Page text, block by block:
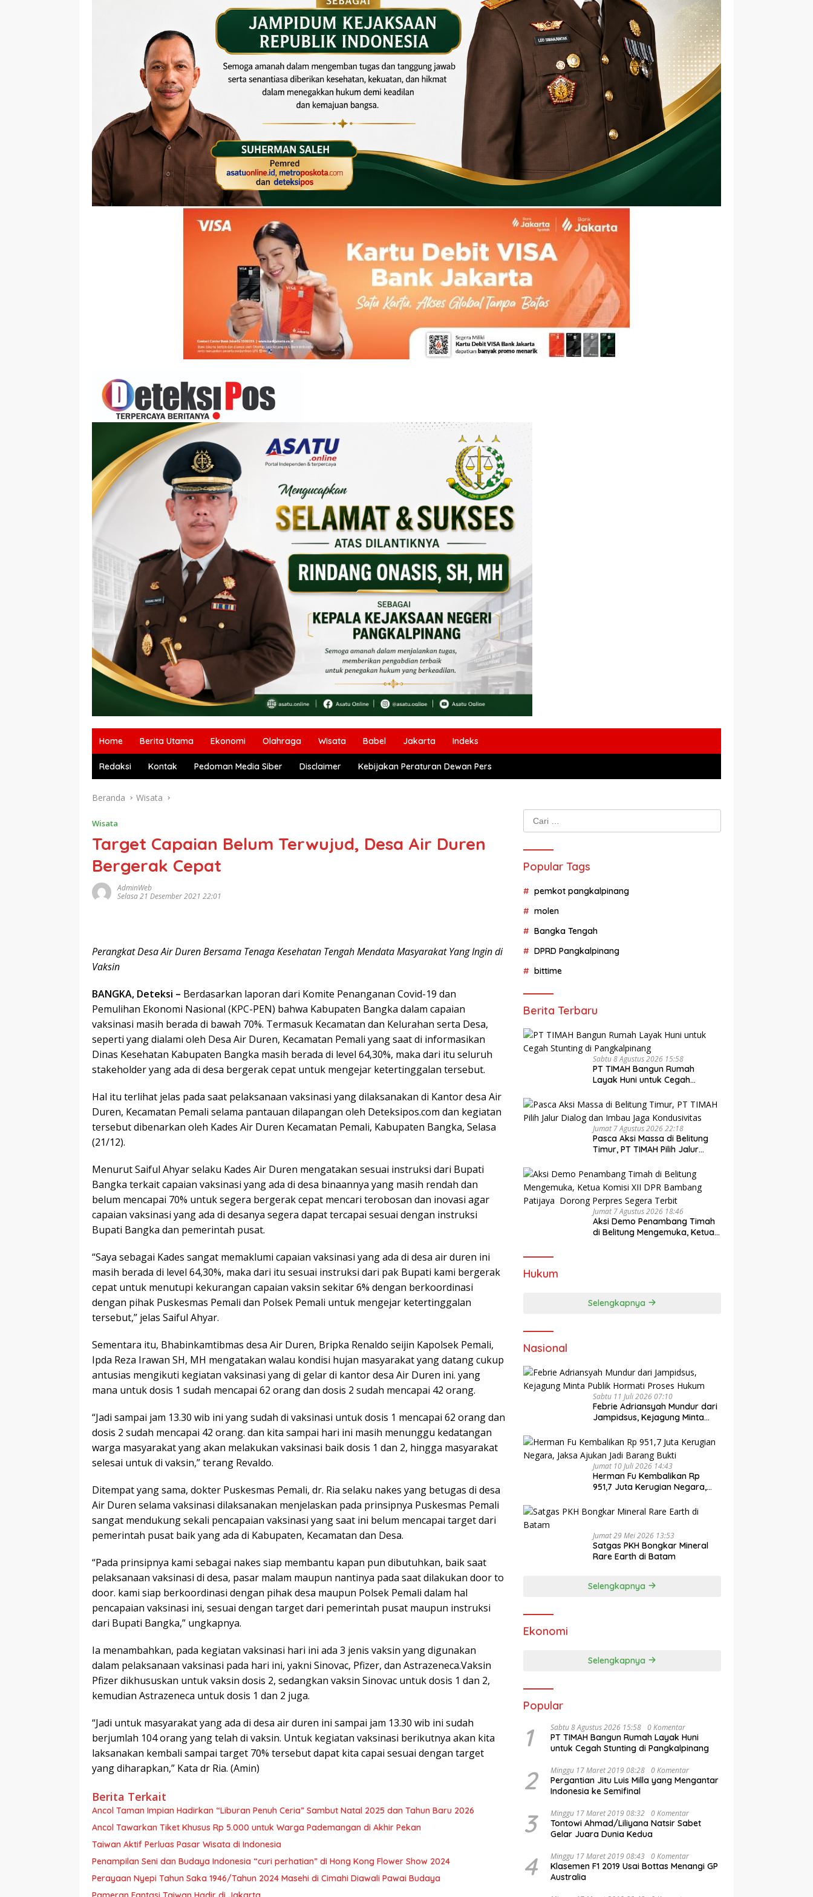
Home Berita Utama Ekonomi Olahraga Wisata Babel Jakarta Indeks
Redaksi Kontak Pedoman Media Siber Disclaimer Kebijakan Peraturan Dewan Pers
Beranda Wisata
Wisata
Target Capaian Belum Terwujud, Desa Air Duren
Bergerak Cepat
AdminWeb
Selasa 21 Desember 2021 22:01
Perangkat Desa Air Duren Bersama Tenaga Kesehatan Tengah Mendata Masyarakat Yang Ingin di
Vaksin
BANGKA, Deteksi – Berdasarkan laporan dari Komite Penanganan Covid-19 dan
Pemulihan Ekonomi Nasional (KPC-PEN) bahwa Kabupaten Bangka dalam capaian
vaksinasi masih berada di bawah 70%. Termasuk Kecamatan dan Kelurahan serta Desa,
seperti yang dialami oleh Desa Air Duren, Kecamatan Pemali yang saat di informasikan
Dinas Kesehatan Kabupaten Bangka masih berada di level 64,30%, maka dari itu seluruh
stakeholder yang ada di desa bergerak cepat untuk mengejar ketertinggalan tersebut.
Hal itu terlihat jelas pada saat pelaksanaan vaksinasi yang dilaksanakan di Kantor desa Air
Duren, Kecamatan Pemali selama pantauan dilapangan oleh Deteksipos.com dan kegiatan
tersebut dibenarkan oleh Kades Air Duren Kecamatan Pemali, Kabupaten Bangka, Selasa
(21/12).
Menurut Saiful Ahyar selaku Kades Air Duren mengatakan sesuai instruksi dari Bupati
Bangka terkait capaian vaksinasi yang ada di desa binaannya yang masih rendah dan
belum mencapai 70% untuk segera bergerak cepat mencari terobosan dan inovasi agar
capaian vaksinasi yang ada di desanya segera dapat tercapai sesuai dengan instruksi
Bupati Bangka dan pemerintah pusat.
“Saya sebagai Kades sangat memaklumi capaian vaksinasi yang ada di desa air duren ini
masih berada di level 64,30%, maka dari itu sesuai instruksi dari pak Bupati kami bergerak
cepat untuk menutupi kekurangan capaian vaksin sekitar 6% dengan berkoordinasi
dengan pihak Puskesmas Pemali dan Polsek Pemali untuk mengejar ketertinggalan
tersebut,” jelas Saiful Ahyar.
Sementara itu, Bhabinkamtibmas desa Air Duren, Bripka Renaldo seijin Kapolsek Pemali,
Ipda Reza Irawan SH, MH mengatakan walau kondisi hujan masyarakat yang datang cukup
antusias mengikuti kegiatan vaksinasi yang di gelar di kantor desa Air Duren ini. yang
mana untuk dosis 1 sudah mencapai 62 orang dan dosis 2 sudah mencapai 42 orang.
“Jadi sampai jam 13.30 wib ini yang sudah di vaksinasi untuk dosis 1 mencapai 62 orang dan
dosis 2 sudah mencapai 42 orang. dan kita sampai hari ini masih menunggu kedatangan
warga masyarakat yang akan melakukan vaksinasi baik dosis 1 dan 2, hingga masyarakat
selesai untuk di vaksin,” terang Revaldo.
Ditempat yang sama, dokter Puskesmas Pemali, dr. Ria selaku nakes yang betugas di desa
Air Duren selama vaksinasi dilaksanakan menjelaskan pada prinsipnya Puskesmas Pemali
sangat mendukung sekali pencapaian vaksinasi yang saat ini belum mencapai target dari
pemerintah pusat baik yang ada di Kabupaten, Kecamatan dan Desa.
“Pada prinsipnya kami sebagai nakes siap membantu kapan pun dibutuhkan, baik saat
pelaksanaan vaksinasi di desa, pasar malam maupun nantinya pada saat dilakukan door to
door. kami siap berkoordinasi dengan pihak desa maupun Polsek Pemali dalam hal
pencapaian vaksinasi ini, sesuai dengan target dari pemerintah pusat maupun instruksi
dari Bupati Bangka,” ungkapnya.
Ia menambahkan, pada kegiatan vaksinasi hari ini ada 3 jenis vaksin yang digunakan
dalam pelaksanaan vaksinasi pada hari ini, yakni Sinovac, Pfizer, dan Astrazeneca.Vaksin
Pfizer dikhususkan untuk vaksin dosis 2, sedangkan vaksin Sinovac untuk dosis 1 dan 2,
kemudian Astrazeneca untuk dosis 1 dan 2 juga.
“Jadi untuk masyarakat yang ada di desa air duren ini sampai jam 13.30 wib ini sudah
berjumlah 104 orang yang telah di vaksin. Untuk kegiatan vaksinasi berikutnya akan kita
laksanakan kembali sampai target 70% tersebut dapat kita capai sesuai dengan target
yang diharapkan,” Kata dr Ria. (Amin)
Berita Terkait
Ancol Taman Impian Hadirkan “Liburan Penuh Ceria” Sambut Natal 2025 dan Tahun Baru 2026
Ancol Tawarkan Tiket Khusus Rp 5.000 untuk Warga Pademangan di Akhir Pekan
Taiwan Aktif Perluas Pasar Wisata di Indonesia
Penampilan Seni dan Budaya Indonesia “curi perhatian” di Hong Kong Flower Show 2024
Perayaan Nyepi Tahun Saka 1946/Tahun 2024 Masehi di Cimahi Diawali Pawai Budaya
Popular Tags
pemkot pangkalpinang
molen
Bangka Tengah
DPRD Pangkalpinang
bittime
Berita Terbaru
Sabtu 8 Agustus 2026 15:58
PT TIMAH Bangun Rumah
Layak Huni untuk Cegah
Jumat 7 Agustus 2026 22:18
Pasca Aksi Massa di Belitung
Timur, PT TIMAH Pilih Jalur
Kondusivitas
Jumat 7 Agustus 2026 18:46
Aksi Demo Penambang Timah
di Belitung Mengemuka, Ketua
Hukum
Selengkapnya
Nasional
Sabtu 11 Juli 2026 07:10
Febrie Adriansyah Mundur dari
Jampidsus, Kejagung Minta
Jumat 10 Juli 2026 14:43
Herman Fu Kembalikan Rp
951,7 Juta Kerugian Negara,
Bukti
Jumat 29 Mei 2026 13:53
Satgas PKH Bongkar Mineral
Selengkapnya
Ekonomi
Selengkapnya
Popular
1 Sabtu 8 Agustus 2026 15:58 0 Komentar
PT TIMAH Bangun Rumah Layak Huni
untuk Cegah Stunting di Pangkalpinang
2 Minggu 17 Maret 2019 08:28 0 Komentar
Pergantian Jitu Luis Milla yang Mengantar
Indonesia ke Semifinal
3 Minggu 17 Maret 2019 08:32 0 Komentar
Tontowi Ahmad/Liliyana Natsir Sabet
Gelar Juara Dunia Kedua
4 Minggu 17 Maret 2019 08:43 0 Komentar
Klasemen F1 2019 Usai Bottas Menangi GP
Australia